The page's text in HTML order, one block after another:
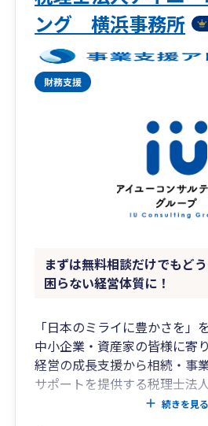
ング 横浜事務所
まずは無料相談だけでもど
困らない経営体質に！
「日本のミライに豊かさを」を
中小企業・資産家の皆様に寄り
経営の成長支援から相続・事
サポートを提供する税理士法人
創業期から成長期、成熟期か
続きを見る